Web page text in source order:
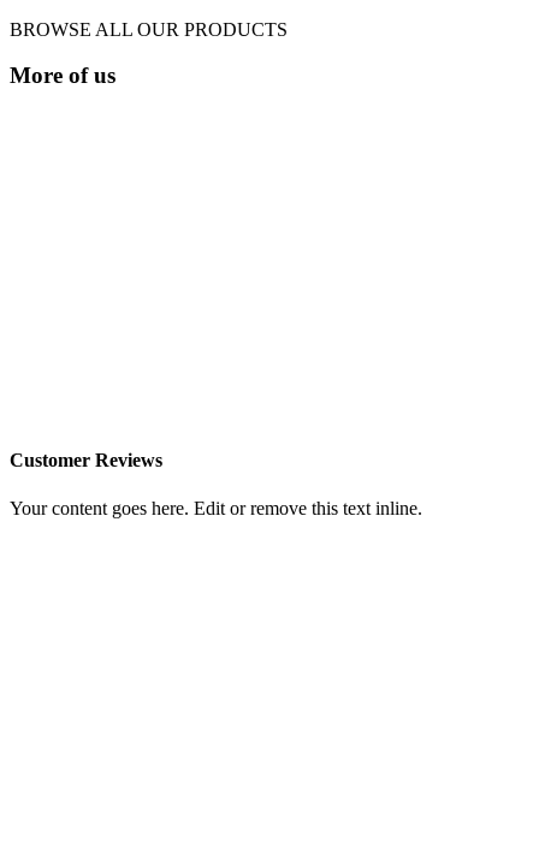
BROWSE ALL OUR PRODUCTS
More of us
Customer Reviews
Your content goes here. Edit or remove this text inline.